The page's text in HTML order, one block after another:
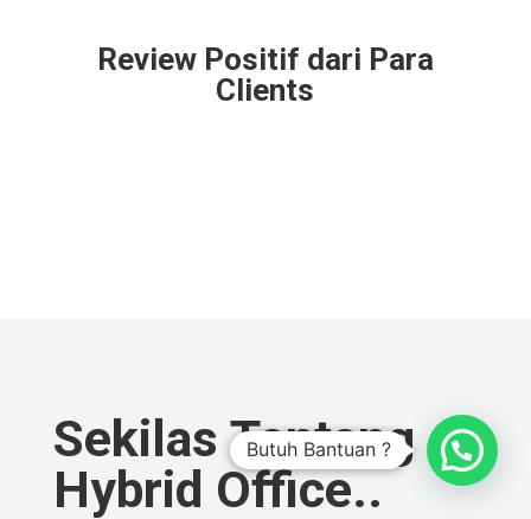
Review Positif dari Para
Clients
Sekilas Tentang
Hybrid Office..
Butuh Bantuan ?